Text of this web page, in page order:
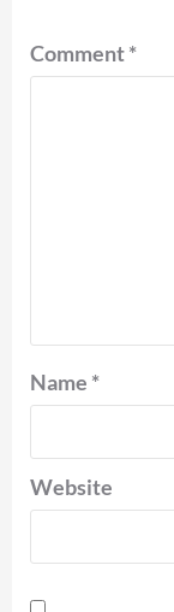
Comment*
Name *
Website